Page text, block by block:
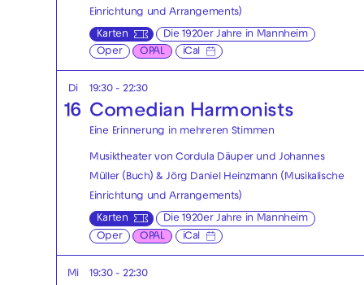
Einrichtung und Arrangements)
Karten
Die 1920er Jahre in Mannheim
Oper
OPAL iCal
Di
16
19:30 - 22:30
Comedian Harmonists
Eine Erinnerung in mehreren Stimmen
Musiktheater von Cordula Däuper und Johannes
Müller (Buch) & Jörg Daniel Heinzmann (Musikalische
Einrichtung und Arrangements)
Karten
Die 1920er Jahre in Mannheim
Oper
OPAL iCal
Mi 19:30 - 22:30